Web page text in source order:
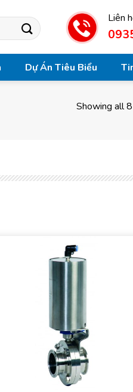
Liên
Dự Án Tiêu Biểu
Showing all